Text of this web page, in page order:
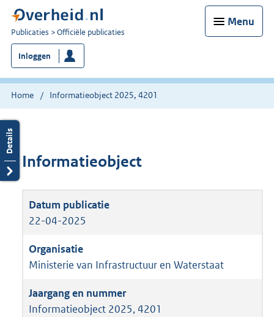
Menu
U
bent
nu
hier:
Publicaties Officiële publicaties
Inloggen
Home Informatieobject 2025, 4201
Informatieobject
22-04-2025
Ministerie van Infrastructuur en Waterstaat
Informatieobject 2025, 4201